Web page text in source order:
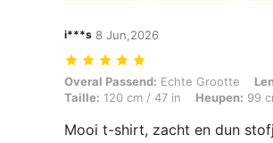
i***s 8 Jun,2026
Overal Passend: Echte Grootte, Lengte:
Overal Passend: Echte Grootte
Taille: 120 cm / 47 in Heupen: 99
Mooi t-shirt, zacht en dun